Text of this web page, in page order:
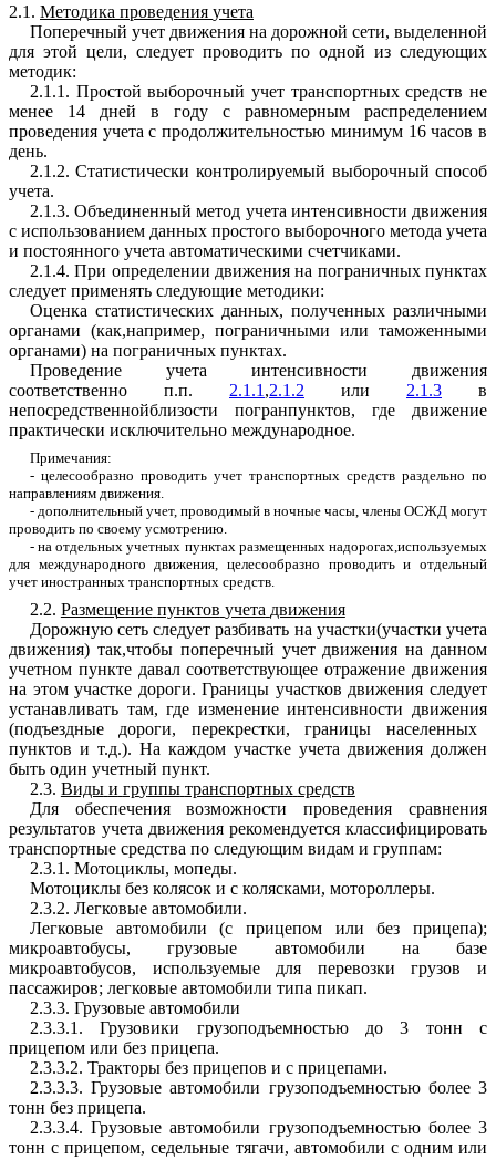
2.1 . Методика проведения учета
Поперечный учет движения на дорожной сети,выделенной
для этой цели, следует проводить по одной из следующих
методик:
2.1 .1 . Простой выборочный учет транспортных средств не
менее
14 дней в году с
равномерным распределением
проведения учета с продолжительностью минимум 16 часов в
день.
2.1 .2.Статистически контролируемый выборочный способ
учета.
2.1 .3.Объединенный метод учета интенсивности движения
с использованием данных простого выборочного метода учета
и постоянного учета автоматическими счетчиками.
2.1 .4.При определении движения на пограничных пунктах
следует применять следующие методики:
Оценка статистических данных, полученных различными
органами (как,например, пограничными или таможенными
органами) на пограничных пунктах.
Проведение
учета интенсивности
движения
соответственно п.п. 2.1.1 ,2.1.2 или 2.1.3
в
непосредственнойблизости
погранпунктов, где
движение
практически исключительно международное.
Примечания:
- целесообразно проводить учет транспортных средств раздельно по
направлениям движения
- дополнительный учет, проводимый в ночные часы, члены ОСЖД могут
проводить по своему усмотрению
-на отдельных учетных пунктах размещенных надорогах ,используемых
для международного движения ,целесообразно проводить и отдельный
учет иностранных транспортных средств
2.2. Размещение пунктов учета движения
Дорожную сеть следует разбивать на участки(участки учета
движения) так,чтобы поперечный учет движения на данном
учетном пункте давал соответствующее отражение движения
на этом участке дороги.Границы участков движения следует
устанавливать там,где изменение интенсивности движения
(подъездные дороги, перекрестки,границы
населенных
пунктов и т.д.). На каждом участке учета движения должен
быть один учетный пункт.
2.3. Виды и группы транспортных средств
Для
обеспечения возможности проведения
сравнения
результатов учета движения рекомендуется классифицировать
транспортные средства по следующим видам и группам:
2.3.1 . Мотоциклы, мопеды.
Мотоциклы без колясок и с колясками, мотороллеры.
2.3.2. Легковые автомобили.
Легковые
автомобили (с прицепом или без прицепа);
микроавтобусы,грузовые автомобили на
базе
микроавтобусов, используемые для перевозки грузов
и
пассажиров; легковые автомобили типа пикап.
2.3.3. Грузовые автомобили
2.3.3.1 .Грузовики грузоподъемностью до3 тонн с
прицепом или без прицепа.
2.3.3.2. Тракторы без прицепов и с прицепами.
2.3.3.3.Грузовые автомобили грузоподъемностью более3
тонн без прицепа.
2.3.3.4.Грузовые автомобили грузоподъемностью более3
тонн с прицепом,седельные тягачи, автомобили с одним или